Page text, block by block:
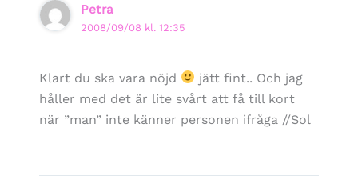
Petra
2008/09/08 kl. 12:35
Klart du ska vara nöjd
jätt fint.. Och jag
håller med det är lite svårt att få till kort
när ”man” inte känner personen ifråga //Sol